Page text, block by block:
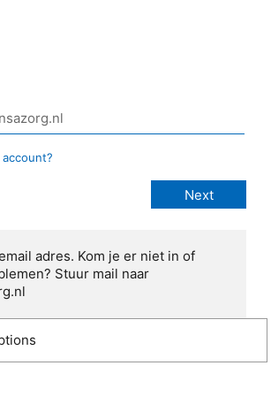
account?
adres. Kom je er niet in of
Stuur mail naar